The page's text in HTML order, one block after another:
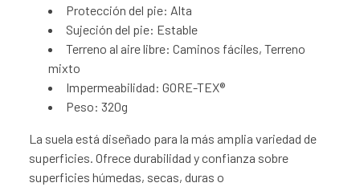
Protección del pie: Alta
Sujeción del pie: Estable
Terreno al aire libre: Caminos fáciles, Terreno
mixto
Impermeabilidad: GORE-TEX®
Peso: 320g
La suela está diseñado para la más amplia variedad de
superficies. Ofrece durabilidad y confianza sobre
superficies húmedas, secas, duras o